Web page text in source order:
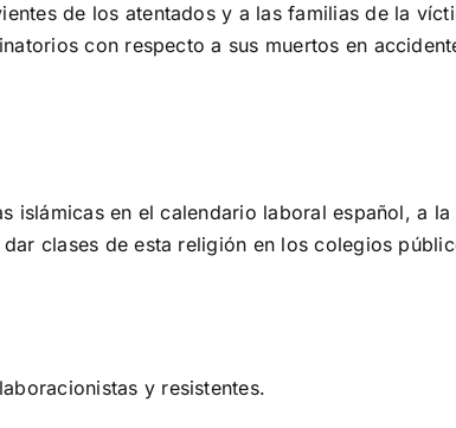
de los atentados y a las familias de la
con respecto a sus muertos en
islámicas en el calendario laboral español, a
clases de esta religión en los colegios
y resistentes.